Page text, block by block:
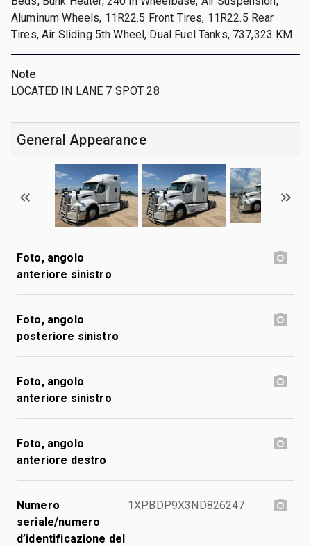
Aluminum Wheels, 11R22.5 Front Tires, 11R22.5 Rear
Tires, Air Sliding 5th Wheel, Dual Fuel Tanks, 737,323 KM
Note
LOCATED IN LANE 7 SPOT 28
General Appearance
Foto, angolo
anteriore sinistro
Foto, angolo
posteriore sinistro
Foto, angolo
anteriore sinistro
Foto, angolo
anteriore destro
Numero
seriale/numero
d’identificazione del
1XPBDP9X3ND826247